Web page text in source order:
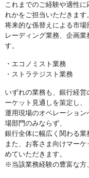
これまでのご経験や適性
れかをご担当いただきます。
将来的な係替えによる市
レーディング業務、企画
す。
・エコノミスト業務
・ストラテジスト業務
いずれの業務も、銀行経
ーケット見通しを策定し、
運用現場のオペレーショ
場部門のみならず、
銀行全体に幅広く関わる業
また、お客さま向けマー
めていただきます。
※当該業務経験の豊富な方